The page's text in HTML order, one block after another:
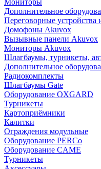
Мониторы
Дополнительное
Переговорные
Домофоны Akuvox
Вызывные панели Akuvox
Мониторы Akuvox
Шлагбаумы, турникеты,
Дополнительное
Радиокомплекты
Шлагбаумы Gate
Оборудование OXGARD
Турникеты
Картоприёмники
Калитки
Ограждения модульные
Оборудование PERCo
Оборудование CAME
Турникеты